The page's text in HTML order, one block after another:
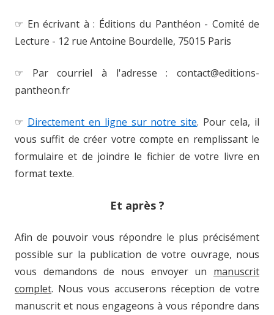
☞ En écrivant à : Éditions du Panthéon - Comité de
Lecture - 12 rue Antoine Bourdelle, 75015 Paris
☞ Par courriel à l'adresse : contact@editions-
pantheon.fr
☞ Directement en ligne sur notre site. Pour cela, il
vous suffit de créer votre compte en remplissant le
formulaire et de joindre le fichier de votre livre en
format texte.
Et après ?
Afin de pouvoir vous répondre le plus précisément
possible sur la publication de votre ouvrage, nous
vous demandons de nous envoyer un manuscrit
complet. Nous vous accuserons réception de votre
manuscrit et nous engageons à vous répondre dans